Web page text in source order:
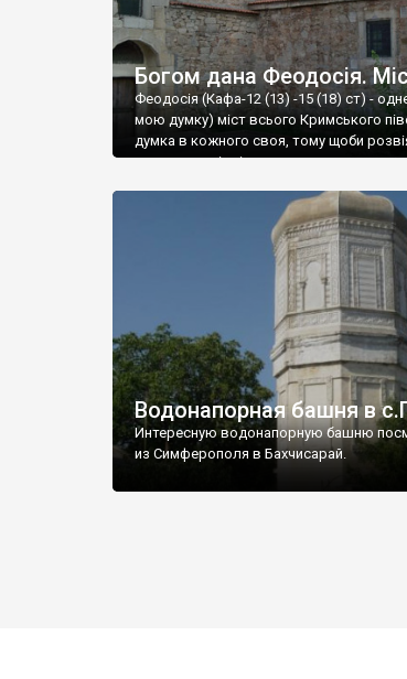
Богом дана Феодосія.
Феодосія (Кафа-12 (13) -15 (18) ст) -
мою думку) міст всього Кримського
думка в кожного своя, тому щоби
запрошую відвідати це
Водонапорная башня в
Интересную водонапорную башню
из Симферополя в Бахчисарай.